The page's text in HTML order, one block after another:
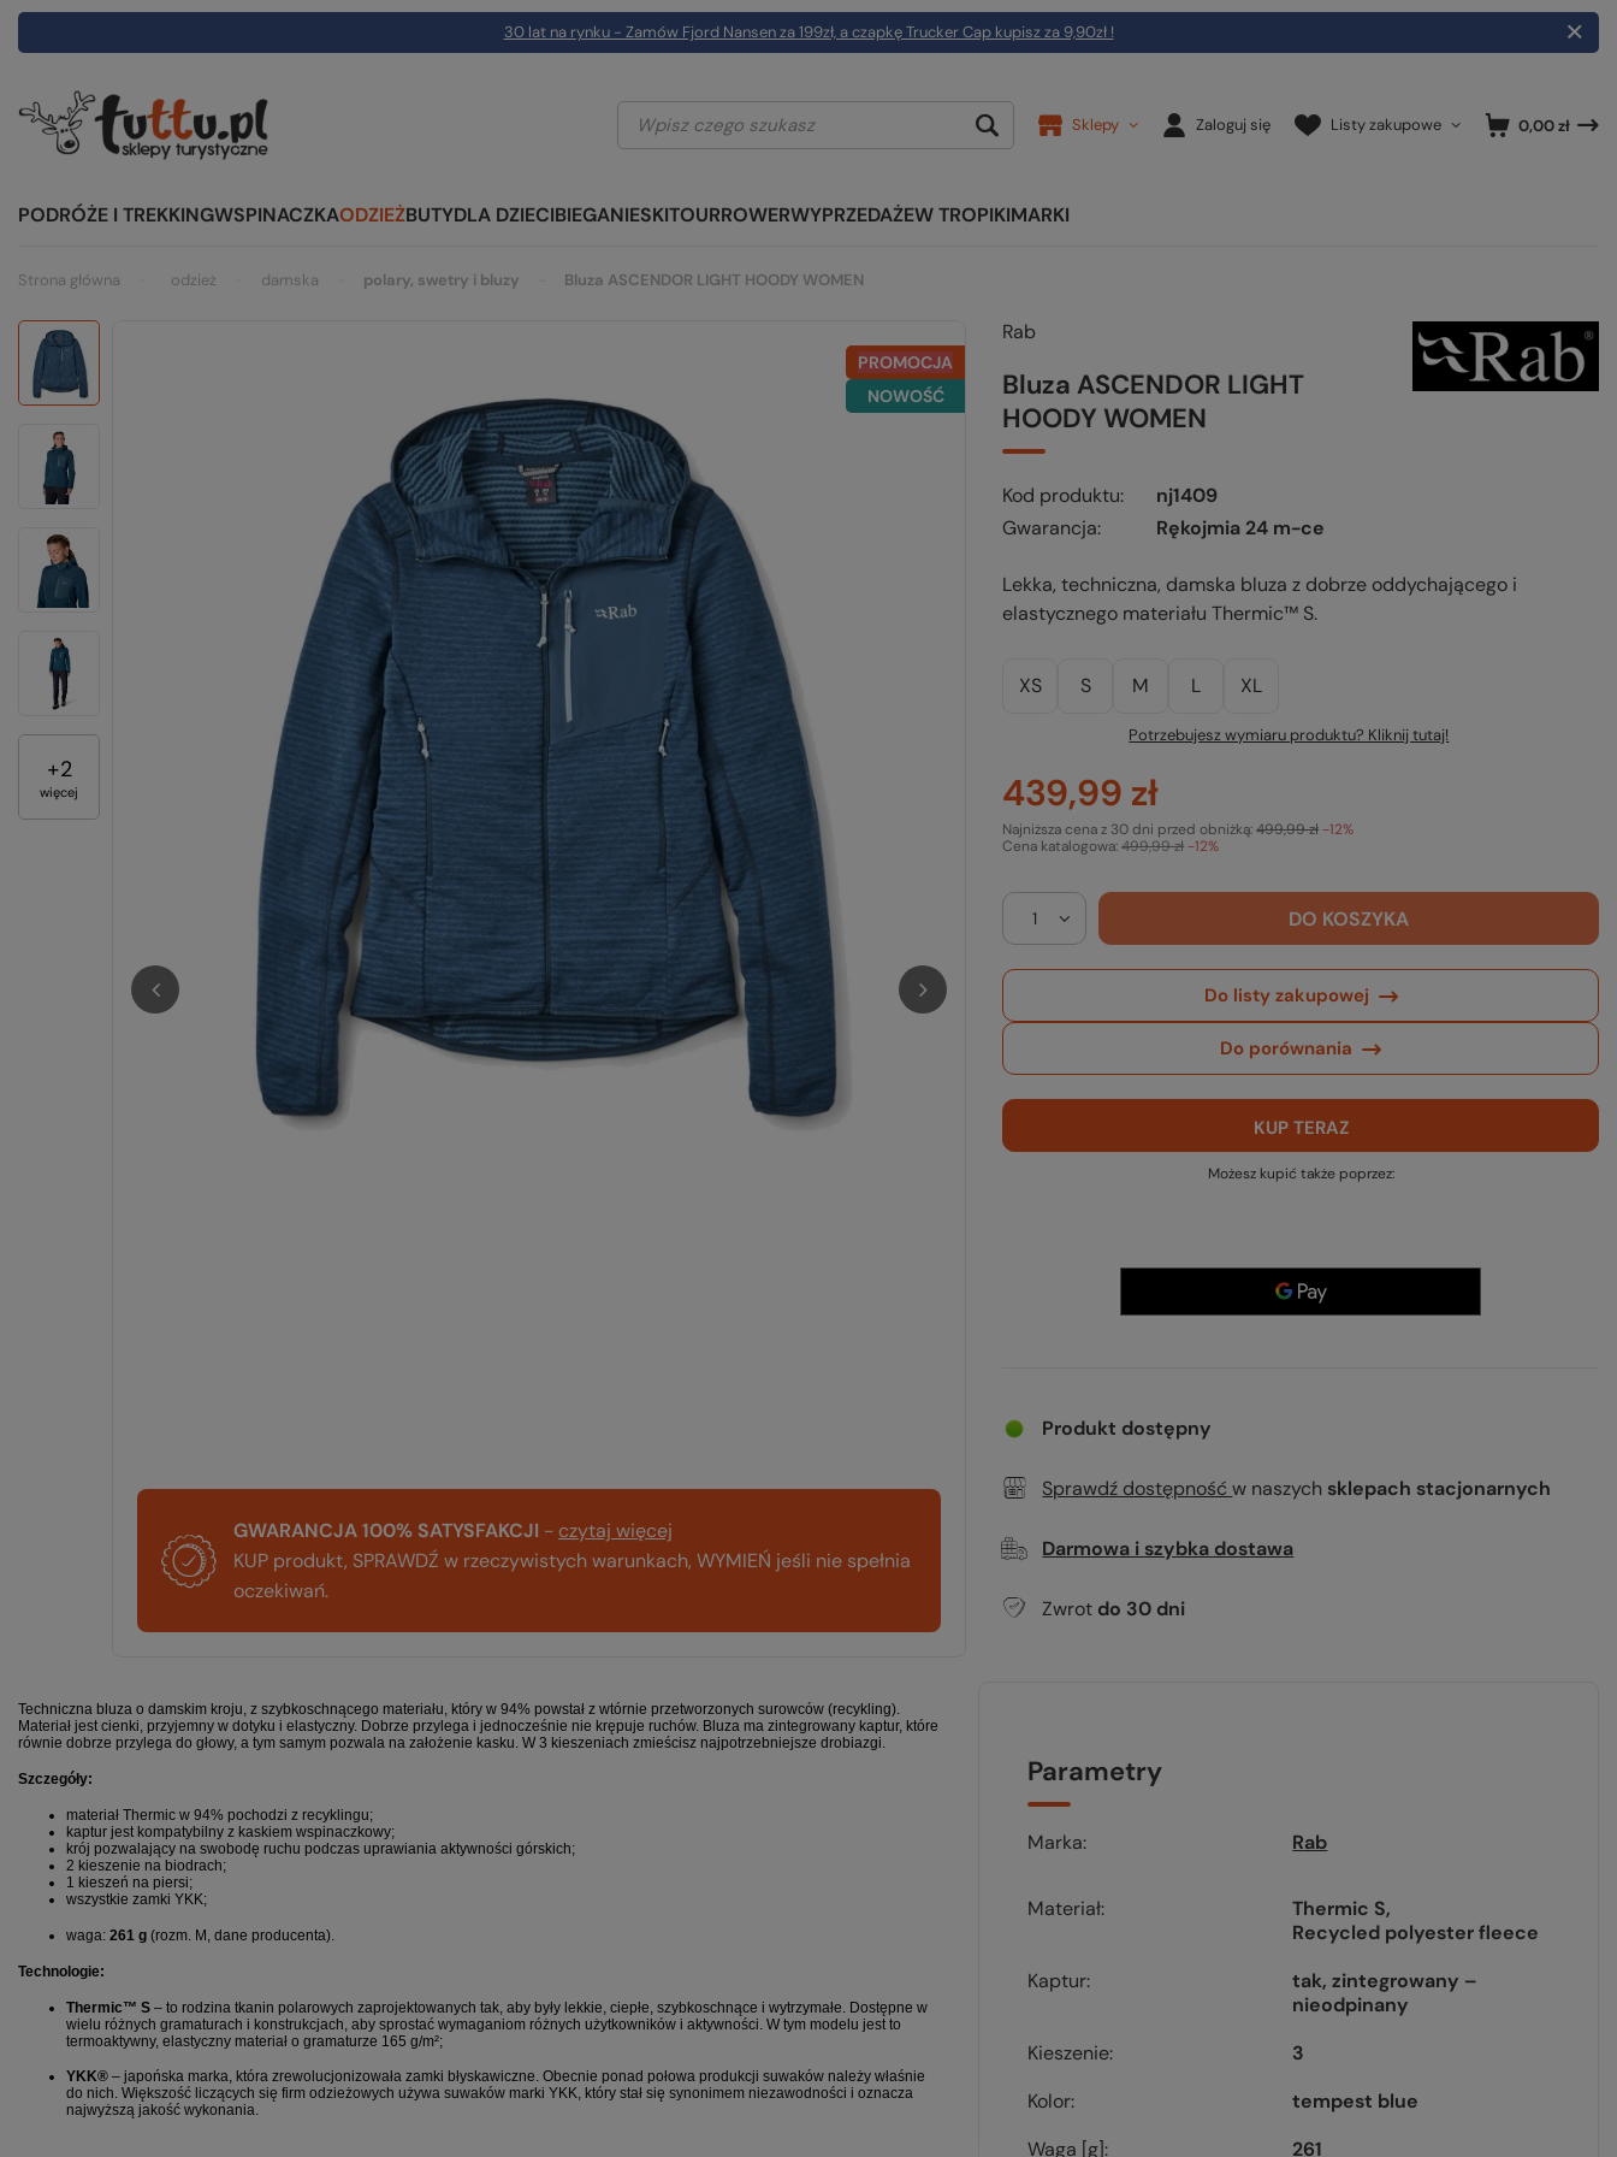
30 lat na rynku - Zamów Fjord Nansen za 199zł, a czapkę Trucker Cap kupisz za 9,90zł !
Sklepy Zaloguj się Listy zakupowe 0,00 zł
PODRÓŻE I TREKKINGWSPINACZKAODZIEŻBUTYDLA DZIECIBIEGANIESKITOURROWERWYPRZEDAŻEW TROPIKIMARKI
Strona główna odzież damska polary, swetry i bluzy Bluza ASCENDOR LIGHT HOODY WOMEN
+2
więcej
PROMOCJA
NOWOŚĆ
GWARANCJA 100% SATYSFAKCJI - czytaj więcej
KUP produkt, SPRAWDŹ w rzeczywistych warunkach, WYMIEŃ jeśli nie spełnia
oczekiwań.
Rab
Bluza ASCENDOR LIGHT
HOODY WOMEN
Kod produktu
nj1409
Gwarancja
Rękojmia 24 m-ce
Lekka, techniczna, damska bluza z dobrze oddychającego i
elastycznego materiału Thermic™ S.
XS S M L XL
Potrzebujesz wymiaru produktu? Kliknij tutaj!
439,99 zł
Cena katalogowa:499,99 zł -12%
Najniższa cena z 30 dni przed obniżką:499,99 zł -12%
DO KOSZYKA
Do listy zakupowej
Do porównania
KUP TERAZ
Możesz kupić także poprzez:
Produkt dostępny
Sprawdź dostępnośćw naszych sklepach stacjonarnych
Darmowa i szybka dostawa
Zwrot do 30 dni
Techniczna bluza o damskim kroju, z szybkoschnącego materiału, który w 94% powstał z wtórnie przetworzonych surowców (recykling).
Materiał jest cienki, przyjemny w dotyku i elastyczny. Dobrze przylega i jednocześnie nie krępuje ruchów. Bluza ma zintegrowany kaptur, które
równie dobrze przylega do głowy, a tym samym pozwala na założenie kasku. W 3 kieszeniach zmieścisz najpotrzebniejsze drobiazgi.
Szczegóły:
materiał Thermic w 94% pochodzi z recyklingu;
kaptur jest kompatybilny z kaskiem wspinaczkowy;
krój pozwalający na swobodę ruchu podczas uprawiania aktywności górskich;
2 kieszenie na biodrach;
1 kieszeń na piersi;
wszystkie zamki YKK;
waga: 261 g (rozm. M, dane producenta).
Technologie:
Thermic™ S – to rodzina tkanin polarowych zaprojektowanych tak, aby były lekkie, ciepłe, szybkoschnące i wytrzymałe. Dostępne w
wielu różnych gramaturach i konstrukcjach, aby sprostać wymaganiom różnych użytkowników i aktywności. W tym modelu jest to
termoaktywny, elastyczny materiał o gramaturze 165 g/m²;
YKK® – japońska marka, która zrewolucjonizowała zamki błyskawiczne. Obecnie ponad połowa produkcji suwaków należy właśnie
do nich. Większość liczących się firm odzieżowych używa suwaków marki YKK, który stał się synonimem niezawodności i oznacza
najwyższą jakość wykonania.
Parametry
Marka Rab
Materiał
Thermic S
Recycled polyester fleece
Kaptur
tak, zintegrowany –
nieodpinany
Kieszenie
3
Kolor
tempest blue
Waga [g]
261